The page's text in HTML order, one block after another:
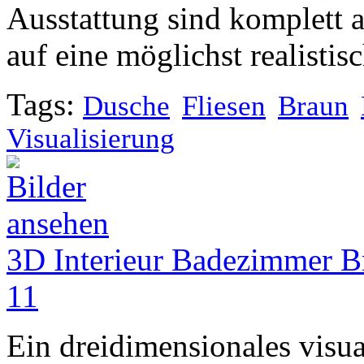
Ausstattung sind komplett
auf eine möglichst
Tags: Dusche Fliesen Braun
Visualisierung
3D Interieur Badezimmer
11
Ein dreidimensionales